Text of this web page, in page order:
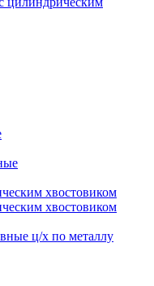
хвостовиком
хвостовиком
ц/х по металлу